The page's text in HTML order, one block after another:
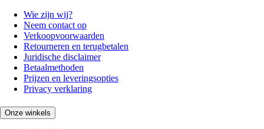
Wie zijn wij?
Neem contact op
Verkoopvoorwaarden
Retourneren en terugbetalen
Juridische disclaimer
Betaalmethoden
Prijzen en leveringsopties
Privacy verklaring
Onze winkels